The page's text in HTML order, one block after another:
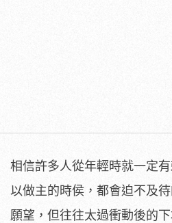
相信許多人從年輕時就一定
以做主的時侯，都會迫不及
願望，但往往太過衝動後的